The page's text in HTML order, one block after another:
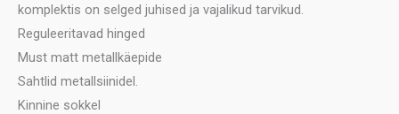
komplektis on selged juhised ja vajalikud tarvikud.
Reguleeritavad hinged
Must matt metallkäepide
Sahtlid metallsiinidel.
Kinnine sokkel